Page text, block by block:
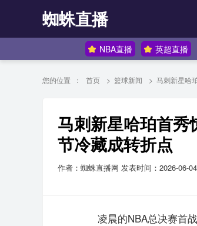
蜘蛛直播
NBA直播 英超直播
您的位置 ： 首页 > 篮球新闻 > 马刺新星哈
马刺新星哈珀首
节冷藏成转折点
作者：蜘蛛直播网 发表时间：2026-06-
凌晨的NBA总决赛首战